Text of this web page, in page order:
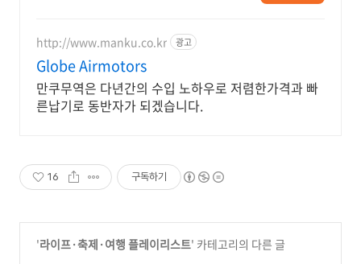
http://www.manku.co.kr 광고
Globe Airmotors
만쿠무역은 다년간의 수입 노하우로 저렴한가격과 빠
른납기로 동반자가 되겠습니다.
16 구독하기
'라이프·축제·여행 플레이리스트' 카테고리의 다른 글